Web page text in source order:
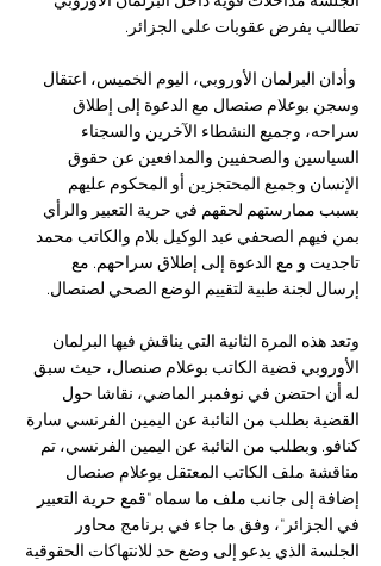
تطالب بفرض عقوبات على الجزائر.
وأدان البرلمان الأوروبي، اليوم الخميس، اعتقال
وسجن بوعلام صنصال مع الدعوة إلى إطلاق
سراحه، وجميع النشطاء الآخرين والسجناء
السياسين والصحفيين والمدافعين عن حقوق
الإنسان وجميع المحتجزين أو المحكوم عليهم
بسبب ممارستهم لحقهم في حرية التعبير والرأي
بمن فيهم الصحفي عبد الوكيل بلام والكاتب محمد
تاجديت و مع الدعوة إلى إطلاق سراحهم. مع
إرسال لجنة طبية لتقييم الوضع الصحي لصنصال.
وتعد هذه المرة الثانية التي يناقش فيها البرلمان
الأوروبي قضية الكاتب بوعلام صنصال، حيث سبق
له أن احتضن في نوفمبر الماضي، نقاشا حول
القضية بطلب من النائبة عن اليمين الفرنسي سارة
كنافو. وبطلب من النائبة عن اليمين الفرنسي، تم
مناقشة ملف الكاتب المعتقل بوعلام صنصال
إضافة إلى جانب ملف ما سماه "قمع حرية التعبير
في الجزائر"، وفق ما جاء في برنامج محاور
الجلسة الذي يدعو إلى وضع حد للانتهاكات الحقوقية